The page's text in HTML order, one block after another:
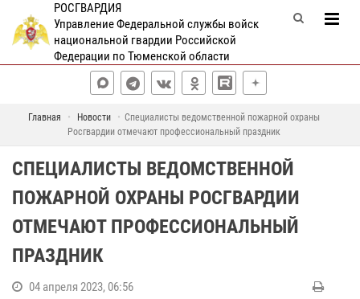
РОСГВАРДИЯ
Управление Федеральной службы войск
национальной гвардии Российской
Федерации по Тюменской области
Главная Новости
Специалисты ведомственной пожарной охраны
Росгвардии отмечают профессиональный праздник
СПЕЦИАЛИСТЫ ВЕДОМСТВЕННОЙ
ПОЖАРНОЙ ОХРАНЫ РОСГВАРДИИ
ОТМЕЧАЮТ ПРОФЕССИОНАЛЬНЫЙ
ПРАЗДНИК
04 апреля 2023, 06:56